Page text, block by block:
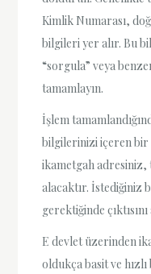
Kimlik Numarası,
bilgileri yer alır. Bu
“sorgula” veya
tamamlayın.
İşlem
bilgilerinizi içeren bir
ikametgah
alacaktır. İstediğiniz
gerektiğinde
E devlet üzerinden
oldukça basit ve